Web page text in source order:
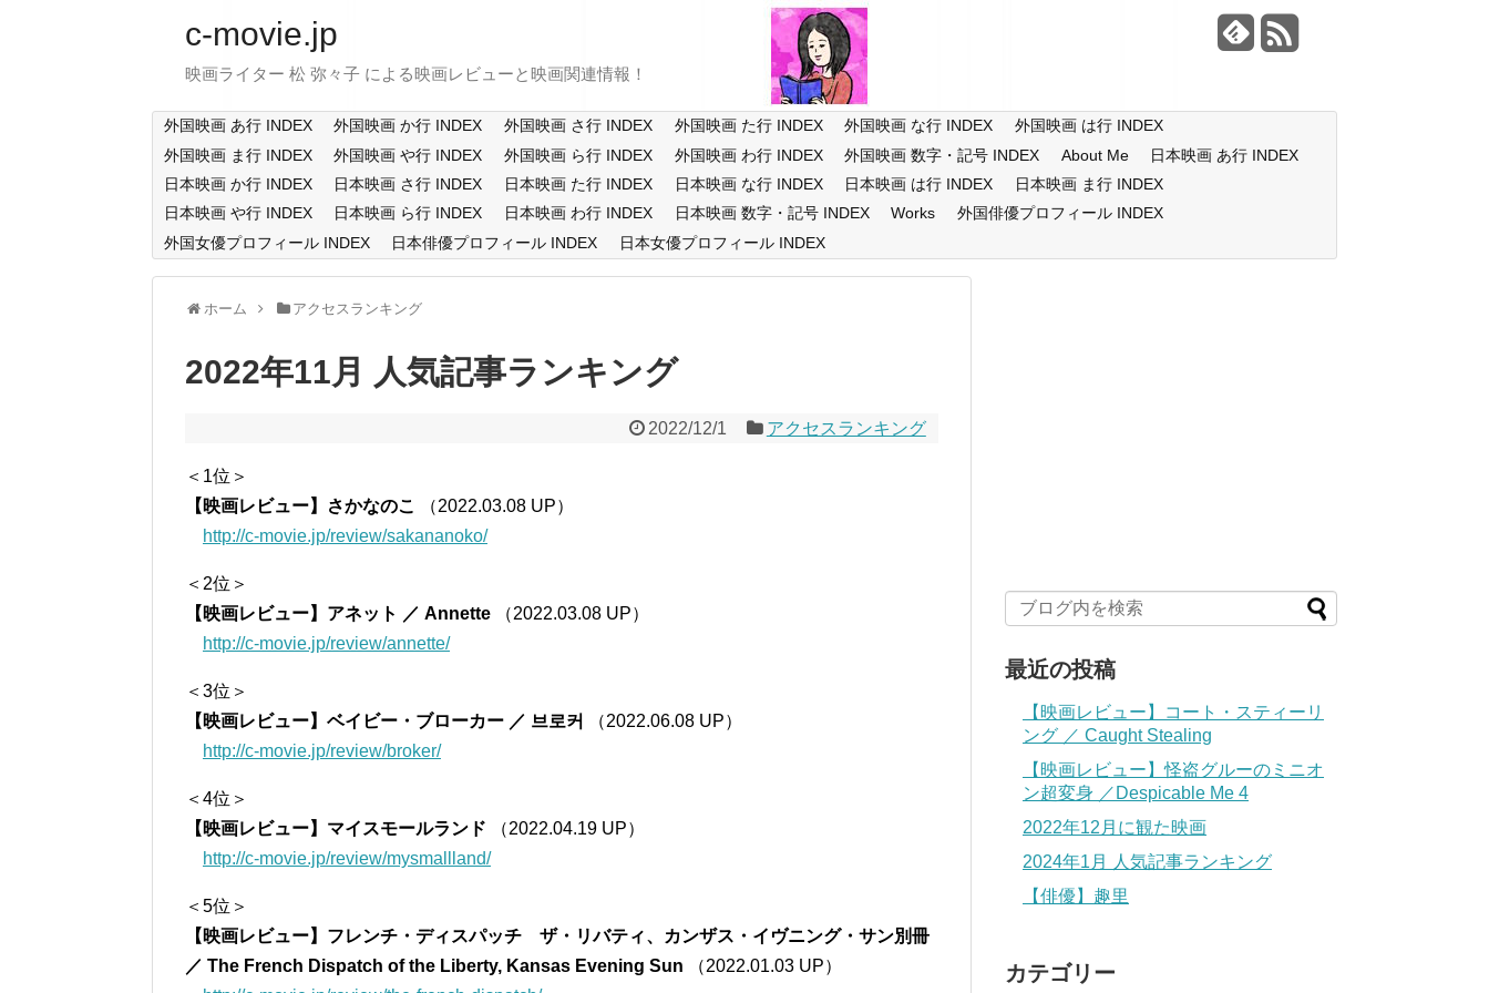
c-movie.jp
映画ライター 松 弥々子 による映画レビューと映画関連情報！
外国映画 あ行 INDEX 外国映画 か行 INDEX 外国映画 さ行 INDEX 外国映画 た行 INDEX 外国映画 な行 INDEX
外国映画 は行 INDEX
外国映画 ま行 INDEX
外国映画 や行 INDEX 外国映画 ら行 INDEX 外国映画 わ行 INDEX 外国映画 数字・記号 INDEX About Me
日本映画 あ行 INDEX
日本映画 か行 INDEX
日本映画 さ行 INDEX 日本映画 た行 INDEX 日本映画 な行 INDEX 日本映画 は行 INDEX
日本映画 ま行 INDEX
日本映画 や行 INDEX
日本映画 ら行 INDEX 日本映画 わ行 INDEX 日本映画 数字・記号 INDEX Works
外国俳優プロフィール INDEX
外国女優プロフィール INDEX
日本俳優プロフィール INDEX 日本女優プロフィール INDEX
ホーム アクセスランキング
2022年11月 人気記事ランキング
2022/12/1 アクセスランキング
＜1位＞
【映画レビュー】さかなのこ
（2022.03.08 UP）
http://c-movie.jp/review/sakananoko/
＜2位＞
【映画レビュー】アネット ／ Annette （2022.03.08 UP）
http://c-movie.jp/review/annette/
＜3位＞
【映画レビュー】ベイビー・ブローカー ／ 브로커
（2022.06.08 UP）
http://c-movie.jp/review/broker/
＜4位＞
【映画レビュー】マイスモールランド （2022.04.19 UP）
http://c-movie.jp/review/mysmallland/
＜5位＞
【映画レビュー】フレンチ・ディスパッチ ザ・リバティ、カンザス・イヴニング・サン別冊
／ The French Dispatch of the Liberty, Kansas Evening Sun （2022.01.03 UP）
最近の投稿
【映画レビュー】コート・スティーリ
ング ／ Caught Stealing
【映画レビュー】怪盗グルーのミニオ
ン超変身 ／Despicable Me 4
2022年12月に観た映画
2024年1月 人気記事ランキング
【俳優】趣里
カテゴリー